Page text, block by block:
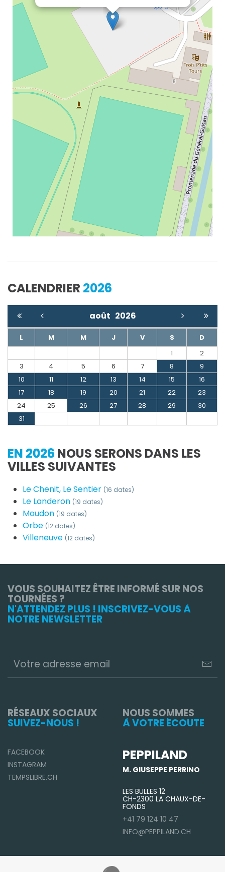
CALENDRIER 2026
août 2026
L M M J V S
D
1
2
3
4 5 6 7 8
9
10
11 12 13 14 15
16
17
18 19 20 21 22
23
24
25 26 27 28 29
30
31
EN 2026 NOUS SERONS DANS LES
VILLES SUIVANTES
Le Chenit, Le Sentier (16 dates)
Le Landeron (19 dates)
Moudon (19 dates)
Orbe (12 dates)
Villeneuve (12 dates)
VOUS SOUHAITEZ ÊTRE INFORMÉ SUR NOS
TOURNÉES ?
N'ATTENDEZ PLUS ! INSCRIVEZ-VOUS À
NOTRE NEWSLETTER
RÉSEAUX SOCIAUX
SUIVEZ-NOUS !
FACEBOOK
INSTAGRAM
TEMPSLIBRE.CH
NOUS SOMMES
À VOTRE ÉCOUTE
PEPPILAND
M. GIUSEPPE PERRINO
LES BULLES 12
CH-2300 LA CHAUX-DE-
FONDS
+41 79 124 10 47
INFO@PEPPILAND.CH